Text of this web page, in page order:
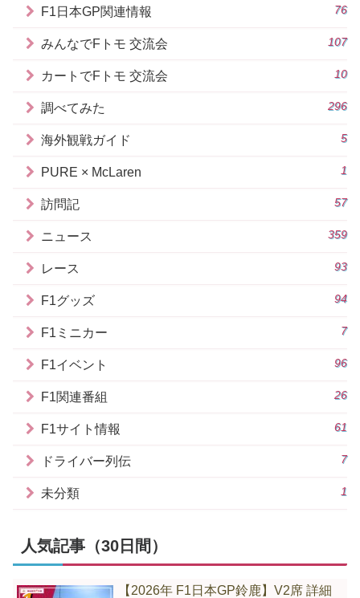
F1日本GP関連情報 76
みんなでFトモ 交流会 107
カートでFトモ 交流会 10
調べてみた 296
海外観戦ガイド 5
PURE × McLaren 1
訪問記 57
ニュース 359
レース 93
F1グッズ 94
F1ミニカー 7
F1イベント 96
F1関連番組 26
F1サイト情報 61
ドライバー列伝 7
未分類 1
人気記事（30日間）
【2026年 F1日本GP鈴鹿】V2席 詳細